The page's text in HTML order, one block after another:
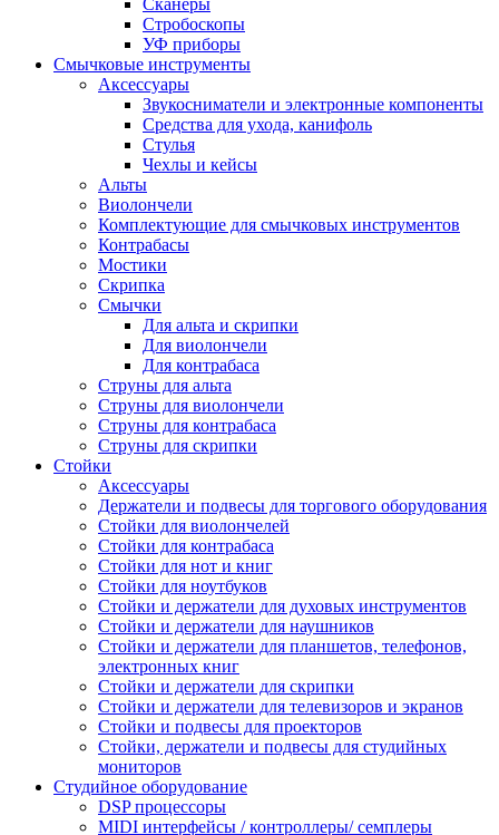
Сканеры
Стробоскопы
УФ приборы
Смычковые инструменты
Аксессуары
Звукосниматели и электронные компоненты
Средства для ухода, канифоль
Стулья
Чехлы и кейсы
Альты
Виолончели
Комплектующие для смычковых инструментов
Контрабасы
Мостики
Скрипка
Смычки
Для альта и скрипки
Для виолончели
Для контрабаса
Струны для альта
Струны для виолончели
Струны для контрабаса
Струны для скрипки
Стойки
Аксессуары
Держатели и подвесы для торгового оборудования
Стойки для виолончелей
Стойки для контрабаса
Стойки для нот и книг
Стойки для ноутбуков
Стойки и держатели для духовых инструментов
Стойки и держатели для наушников
Стойки и держатели для планшетов, телефонов,
электронных книг
Стойки и держатели для скрипки
Стойки и держатели для телевизоров и экранов
Стойки и подвесы для проекторов
Стойки, держатели и подвесы для студийных
мониторов
Студийное оборудование
DSP процессоры
MIDI интерфейсы / контроллеры/ семплеры